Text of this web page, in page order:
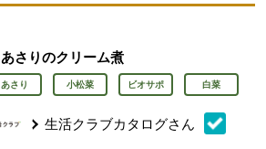
あさりのクリーム煮
あさり 小松菜 ビオサポ 白菜
生活クラブカタログさん